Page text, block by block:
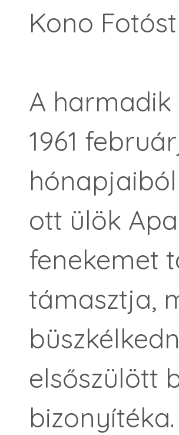
Kono
A
1961
ott ülök
fenekemet
támasztja,
elsőszülött